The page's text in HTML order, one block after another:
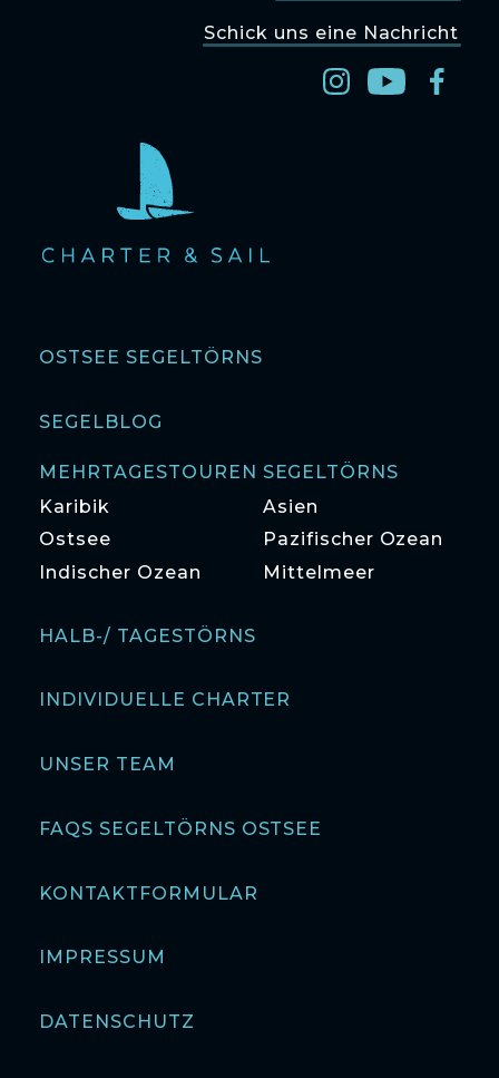
OSTSEE SEGELTÖRNS
SEGELBLOG
MEHRTAGESTOUREN SEGELTÖRNS
Karibik
Ostsee
Indischer Ozean
Asien
Pazifischer Ozean
Mittelmeer
HALB-/ TAGESTÖRNS
INDIVIDUELLE CHARTER
UNSER TEAM
FAQS SEGELTÖRNS OSTSEE
KONTAKTFORMULAR
IMPRESSUM
DATENSCHUTZ
Schick uns eine Nachricht